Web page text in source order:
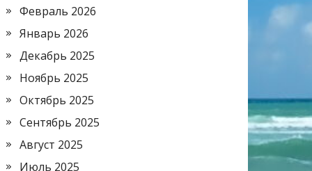
Февраль 2026
Январь 2026
Декабрь 2025
Ноябрь 2025
Октябрь 2025
Сентябрь 2025
Август 2025
Июль 2025